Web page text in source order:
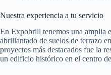
Nuestra experiencia a tu servicio
En Expobrill tenemos una amplia
abrillantado de suelos de terrazo
proyectos más destacados fue la
un edificio histórico en el centro